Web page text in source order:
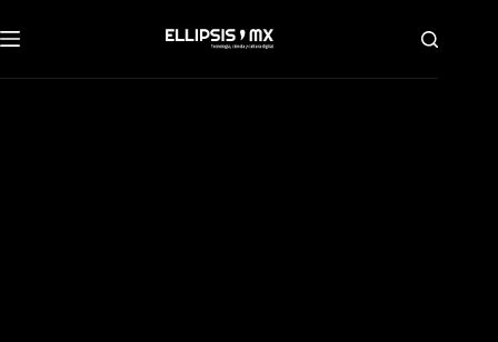
al
contenido